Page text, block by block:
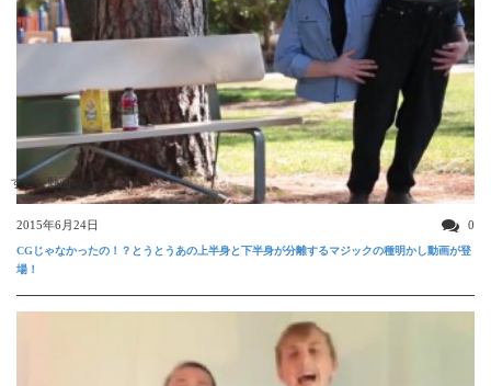
すごい動画
2015年6月24日 0
CGじゃなかったの！？とうとうあの上半身と下半身が分離するマジックの種明かし動画が登
場！